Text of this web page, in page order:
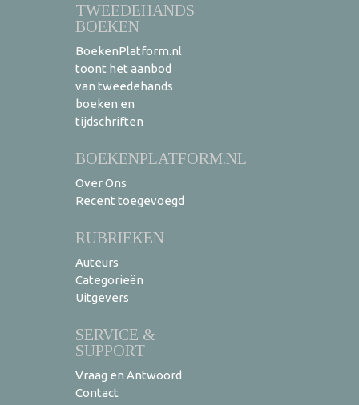
TWEEDEHANDS
BOEKEN
BoekenPlatform.nl
toont het aanbod
van tweedehands
boeken en
tijdschriften
BOEKENPLATFORM.NL
Over Ons
Recent toegevoegd
RUBRIEKEN
Auteurs
Categorieën
Uitgevers
SERVICE &
SUPPORT
Vraag en Antwoord
Contact